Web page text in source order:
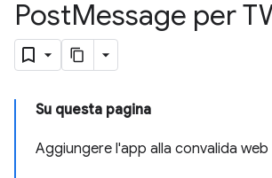
PostMessage per
Su questa pagina
Aggiungere l'app alla convalida web